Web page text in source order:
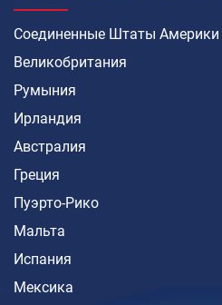
Соединенные Штаты Америки
Великобритания
Румыния
Ирландия
Австралия
Греция
Пуэрто-Рико
Мальта
Испания
Мексика